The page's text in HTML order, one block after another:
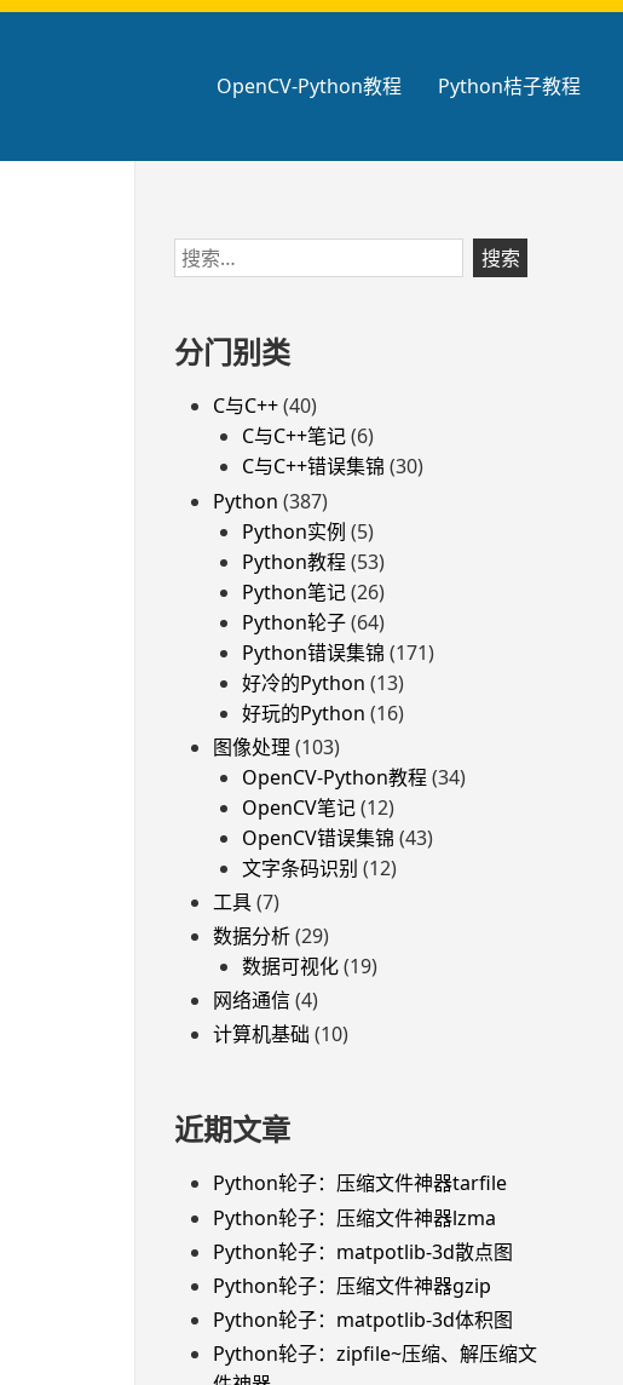
OpenCV-Python教程 Python桔子教程
跳
至
脚
搜
索：
分门别类
C与C++(40)
C与C++笔记(6)
C与C++错误集锦 (30)
Python (387)
Python实例 (5)
Python教程 (53)
Python笔记(26)
Python轮子(64)
Python错误集锦 (171)
好冷的Python (13)
好玩的Python (16)
图像处理 (103)
OpenCV-Python教程 (34)
OpenCV笔记(12)
OpenCV错误集锦 (43)
文字条码识别 (12)
工具(7)
数据分析(29)
数据可视化(19)
网络通信(4)
计算机基础 (10)
近期文章
Python轮子：压缩文件神器tarfile
Python轮子：压缩文件神器lzma
Python轮子：matpotlib-3d散点图
Python轮子：压缩文件神器gzip
Python轮子：matpotlib-3d体积图
Python轮子：zipfile~压缩、解压缩文